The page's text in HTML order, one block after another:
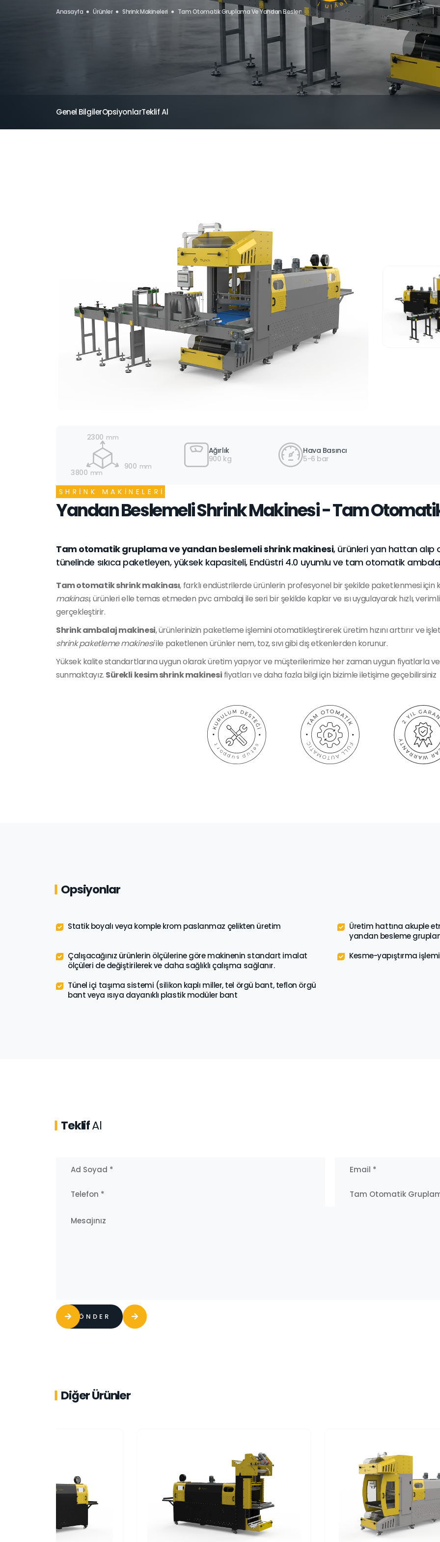
Anasayfa Ürünler Shrink Makineleri Tam Otomatik Gruplama Ve Yandan Beslemeli Shrink Makinesi
Genel BilgilerOpsiyonlarTeklif Al
2300 mm
3800 mm
900 mm
Ağırlık
900 kg
Hava Basıncı
5-6 bar
SHRINK MAKINELERI
Yandan Beslemeli Shrink Makinesi - Tam
Tam otomatik gruplama ve yandan beslemeli shrink makinesi, ürünleri yan hattan alıp
tünelinde sıkıca paketleyen, yüksek kapasiteli, Endüstri 4.0 uyumlu ve tam otomatik
Tam otomatik shrink makinası, farklı endüstrilerde ürünlerin profesyonel bir şekilde paketlenmesi için
makinası, ürünleri elle temas etmeden pvc ambalaj ile seri bir şekilde kaplar ve ısı uygulayarak hızlı,
gerçekleştirir.
Shrink ambalaj makinesi, ürünlerinizin paketleme işlemini otomatikleştirerek üretim hızını arttırır ve
shrink paketleme makinesiile paketlenen ürünler nem, toz, sıvı gibi dış etkenlerden korunur.
Yüksek kalite standartlarına uygun olarak üretim yapıyor ve müşterilerimize her zaman uygun fiyatlarla
sunmaktayız. Sürekli kesim shrink makinesi fiyatları ve daha fazla bilgi için bizimle iletişime geçebilirsiniz
Opsiyonlar
Statik boyalı veya komple krom paslanmaz çelikten üretim
Üretim hattına akuple
yandan besleme
Çalışacağınız ürünlerin ölçülerine göre makinenin standart imalat
ölçüleri de değiştirilerek ve daha sağlıklı çalışma sağlanır.
Kesme-yapıştırma
Tünel içi taşıma sistemi (silikon kaplı miller, tel örgü bant, teflon örgü
bant veya ısıya dayanıklı plastik modüler bant
TeklifAl
GÖNDER
Diğer Ürünler